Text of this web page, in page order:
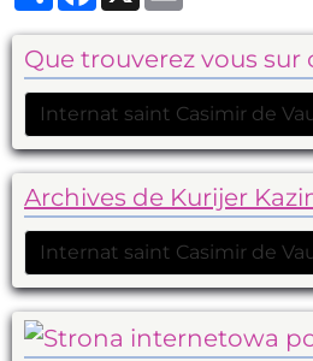
Que trouverez vous sur
Archives de Kurijer